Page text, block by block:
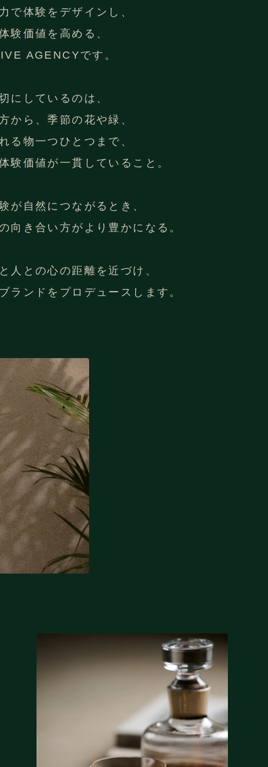
で体験をデザインし、
験価値を高める、
AGENCYです。
にしているのは、
から、季節の花や緑、
る物一つひとつまで、
験価値が一貫していること。
が自然につながるとき、
向き合い方がより豊かになる。
人との心の距離を近づけ、
ランドをプロデュースします。